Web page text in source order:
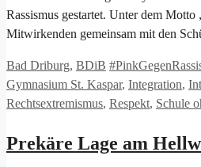
Rassismus gestartet. Unter dem
Mitwirkenden gemeinsam mit den
Kategorien
Bad Driburg, BDiB Schlagwörter
Gymnasium St. Kaspar, Integration,
Rechtsextremismus, Respekt, Schule
Prekäre Lage am